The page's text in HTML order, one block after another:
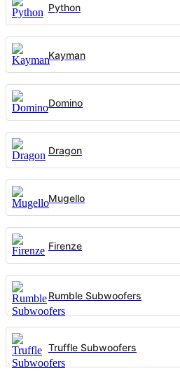
Python
Kayman
Domino
Dragon
Mugello
Firenze
Rumble Subwoofers
Truffle Subwoofers